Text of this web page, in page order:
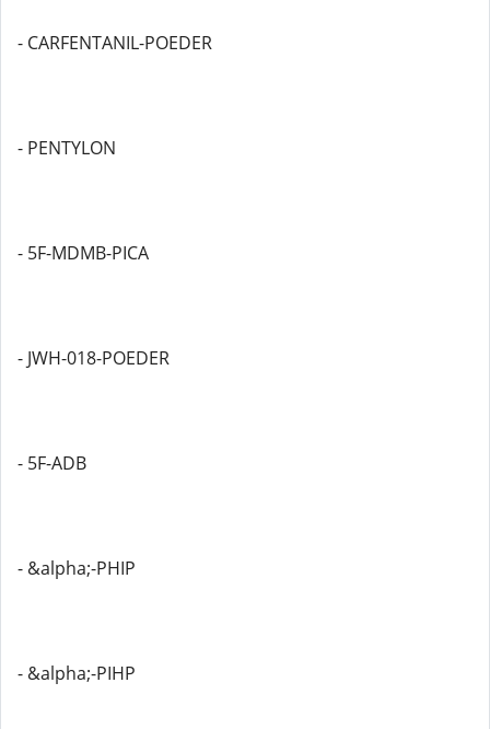
- CARFENTANIL-POEDER
- PENTYLON
- 5F-MDMB-PICA
- JWH-018-POEDER
- 5F-ADB
- &alpha;-PHIP
- &alpha;-PIHP